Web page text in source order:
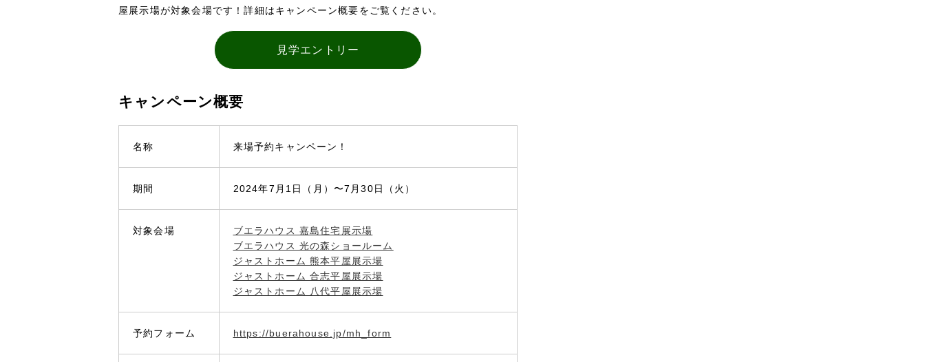
屋展示場が対象会場です！詳細はキャンペーン概要をご覧ください。
見学エントリー
キャンペーン概要
名称 来場予約キャンペーン！
期間 2024年7月1日（月）〜7月30日（火）
対象会場
ブエラハウス 嘉島住宅展示場
ブエラハウス 光の森ショールーム
ジャストホーム 熊本平屋展示場
ジャストホーム 合志平屋展示場
ジャストホーム 八代平屋展示場
予約フォーム https://buerahouse.jp/mh_form